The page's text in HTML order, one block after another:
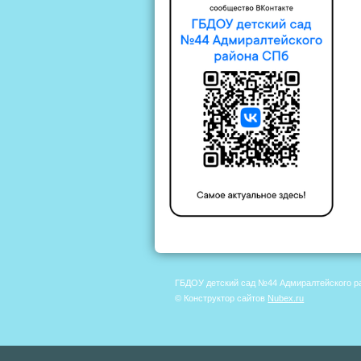
ГБДОУ детский сад №44 Адмиралтейского
© Конструктор сайтов Nubex.ru